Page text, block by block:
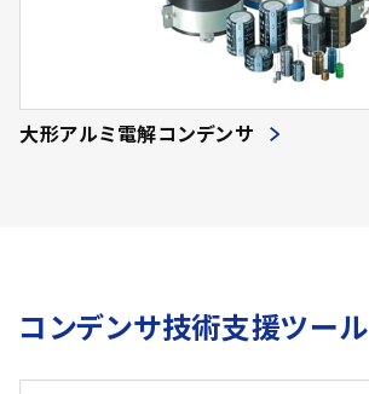
大形アルミ電解コンデンサ
コンデンサ技術支援ツール